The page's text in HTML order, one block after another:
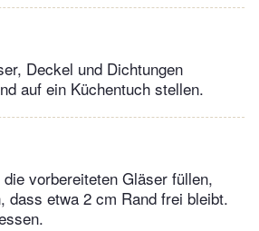
Deckel und Dichtungen
auf ein Küchentuch stellen.
vorbereiteten Gläser füllen,
dass etwa 2 cm Rand frei bleibt.